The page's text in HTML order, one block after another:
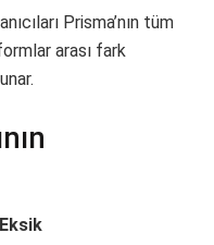
Prisma’nın tüm
arası fark